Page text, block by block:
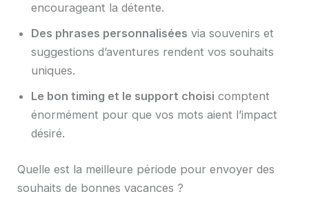
encourageant la détente.
Des phrases personnalisées via souvenirs et
suggestions d’aventures rendent vos souhaits
uniques.
Le bon timing et le support choisi comptent
énormément pour que vos mots aient l’impact
désiré.
Quelle est la meilleure période pour envoyer des
souhaits de bonnes vacances ?